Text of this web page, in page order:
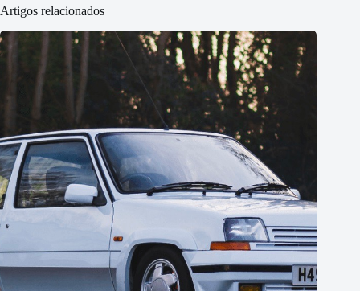
Artigos relacionados